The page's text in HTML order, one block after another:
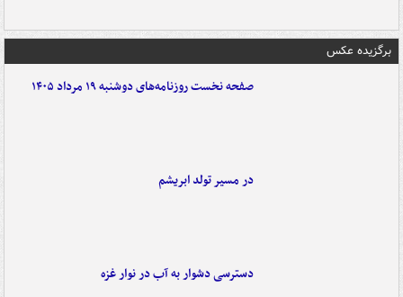
برگزیده عکس
صفحه نخست روزنامه‌های دوشنبه ۱۹ مرداد ۱۴۰۵
در مسیر تولد ابریشم
دسترسی دشوار به آب در نوار غزه